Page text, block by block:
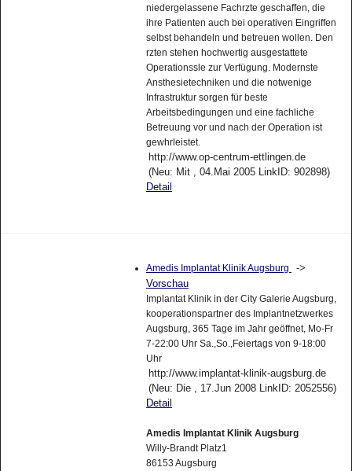
niedergelassene Fachrzte geschaffen, die
ihre Patienten auch bei operativen Eingriffen
selbst behandeln und betreuen wollen. Den
rzten stehen hochwertig ausgestattete
Operationssle zur Verfügung. Modernste
Ansthesietechniken und die notwenige
Infrastruktur sorgen für beste
Arbeitsbedingungen und eine fachliche
Betreuung vor und nach der Operation ist
gewhrleistet.
http://www.op-centrum-ettlingen.de
(Neu: Mit , 04.Mai 2005 LinkID: 902898)
Detail
Amedis Implantat Klinik Augsburg
->
Vorschau
Implantat Klinik in der City Galerie Augsburg,
kooperationspartner des Implantnetzwerkes
Augsburg, 365 Tage im Jahr geöffnet, Mo-Fr
7-22:00 Uhr Sa.,So.,Feiertags von 9-18:00
Uhr
http://www.implantat-klinik-augsburg.de
(Neu: Die , 17.Jun 2008 LinkID: 2052556)
Detail
Amedis Implantat Klinik Augsburg
Willy-Brandt Platz1
86153 Augsburg